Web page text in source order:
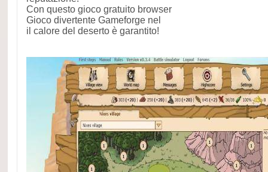
Con questo gioco gratuito browser
Gioco divertente Gameforge nel
il calore del deserto è garantito!